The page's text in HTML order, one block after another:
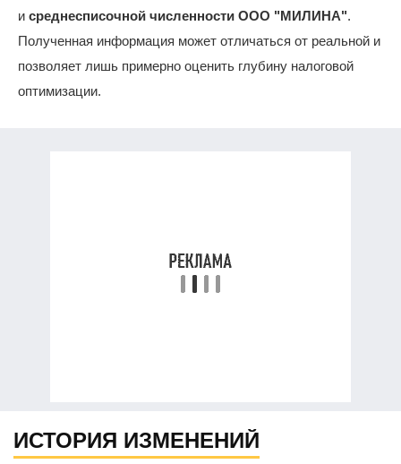
и среднесписочной численности ООО "МИЛИНА".
Полученная информация может отличаться от реальной и
позволяет лишь примерно оценить глубину налоговой
оптимизации.
ИСТОРИЯ ИЗМЕНЕНИЙ